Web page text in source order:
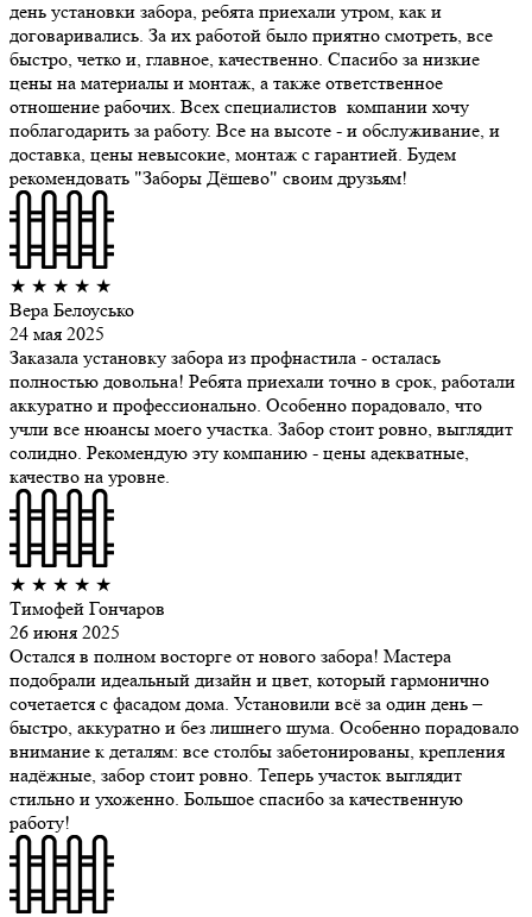
день установки забора, ребята приехали утром, как и
договаривались. За их работой было приятно смотреть, все
быстро, четко и, главное, качественно. Спасибо за низкие
цены на материалы и монтаж, а также ответственное
отношение рабочих. Всех специалистов компании хочу
поблагодарить за работу. Все на высоте - и обслуживание, и
доставка, цены невысокие, монтаж с гарантией. Будем
рекомендовать "Заборы Дёшево" своим друзьям!
★ ★ ★ ★ ★
Вера Белоусько
24 мая 2025
Заказала установку забора из профнастила - осталась
полностью довольна! Ребята приехали точно в срок, работали
аккуратно и профессионально. Особенно порадовало, что
учли все нюансы моего участка. Забор стоит ровно, выглядит
солидно. Рекомендую эту компанию - цены адекватные,
качество на уровне.
★ ★ ★ ★ ★
Тимофей Гончаров
26 июня 2025
Остался в полном восторге от нового забора! Мастера
подобрали идеальный дизайн и цвет, который гармонично
сочетается с фасадом дома. Установили всё за один день –
быстро, аккуратно и без лишнего шума. Особенно порадовало
внимание к деталям: все столбы забетонированы, крепления
надёжные, забор стоит ровно. Теперь участок выглядит
стильно и ухоженно. Большое спасибо за качественную
работу!